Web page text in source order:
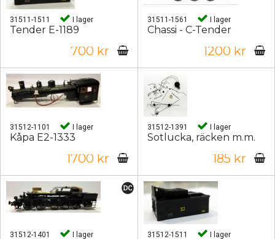
31511-1511 I lager
Tender E-1189
700 kr
31511-1561 I lager
Chassi - C-Tender
1200 kr
31512-1101 I lager
Kåpa E2-1333
1700 kr
31512-1391 I lager
Sotlucka, räcken m.m.
185 kr
31512-1401 I lager 31512-1511 I lager